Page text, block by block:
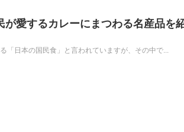
が愛するカレーにまつわる名産品を
「日本の国民食」と言われていますが、その中で...